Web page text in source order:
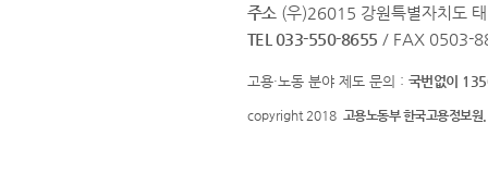
주소 (우)26015 강원특별자치도
TEL 033-550-8655 / FAX 0503-
고용·노동 분야 제도 문의 : 국번없이
copyright 2018 고용노동부 한국고용정보원.